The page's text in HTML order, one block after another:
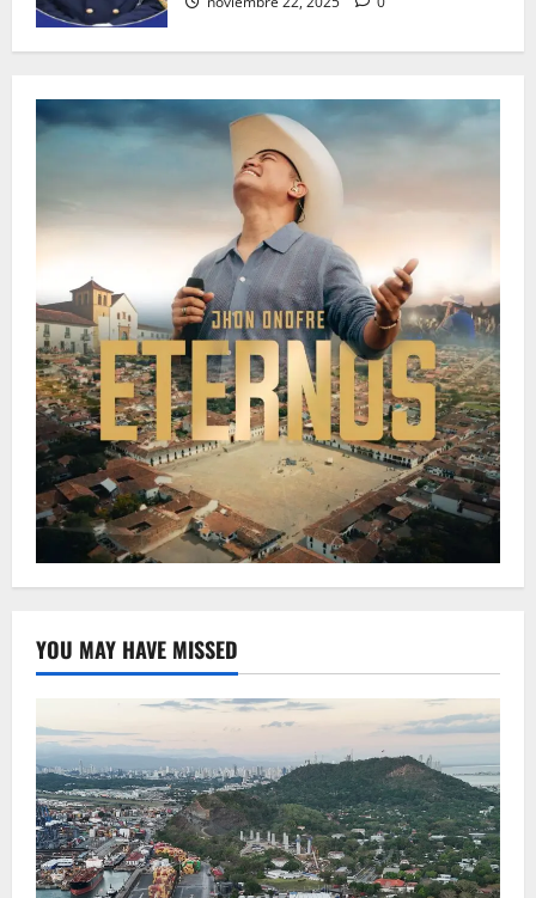
YOU MAY HAVE MISSED